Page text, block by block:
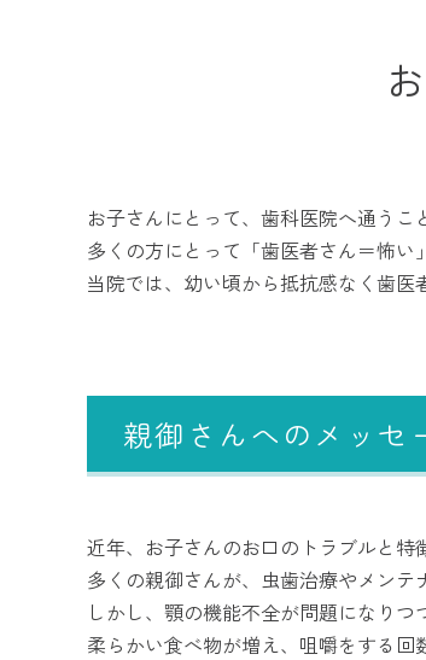
お子さんにとって、歯科医院へ通うこ
多くの方にとって「歯医者さん＝怖い
当院では、幼い頃から抵抗感なく歯医
親御さんへのメッセ
近年、お子さんのお口のトラブルと特
多くの親御さんが、虫歯治療やメンテ
しかし、顎の機能不全が問題になりつ
柔らかい食べ物が増え、咀嚼をする回